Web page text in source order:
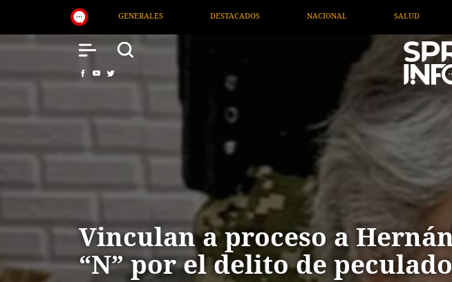
DESTACADOS NACIONAL SALUD INTERNACIONAL TV
Vinculan a proceso a
“N” por el delito de peculado